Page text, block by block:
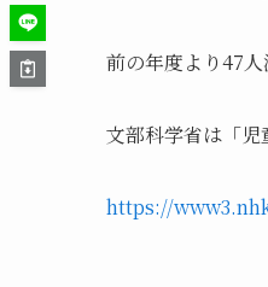
前の年度より47人
文部科学省は「児
https://